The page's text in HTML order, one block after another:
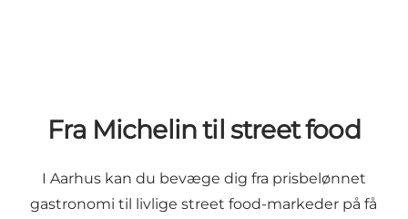
Fra Michelin til street food
I Aarhus kan du bevæge dig fra prisbelønnet
gastronomi til livlige street food-markeder på få